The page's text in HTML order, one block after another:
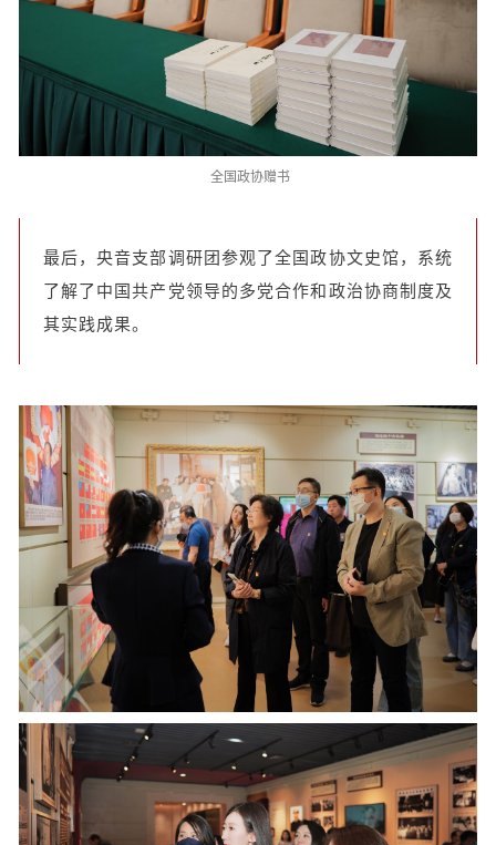
全国政协赠书
最后，央音支部调研团参观了全国政协文史馆，系统
了解了中国共产党领导的多党合作和政治协商制度及
其实践成果。